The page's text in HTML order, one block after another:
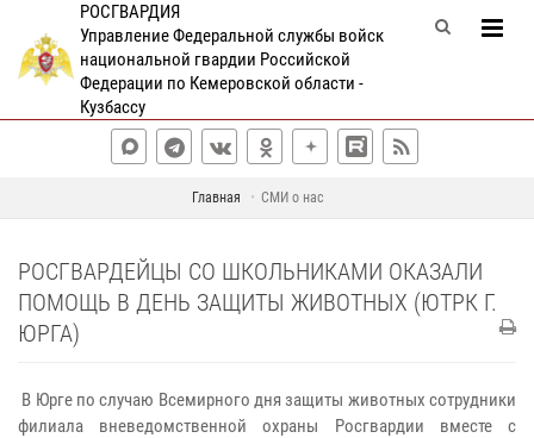
РОСГВАРДИЯ
Управление Федеральной службы войск
национальной гвардии Российской
Федерации по Кемеровской области -
Кузбассу
Главная СМИ о нас
РОСГВАРДЕЙЦЫ СО ШКОЛЬНИКАМИ ОКАЗАЛИ
ПОМОЩЬ В ДЕНЬ ЗАЩИТЫ ЖИВОТНЫХ (ЮТРК Г.
ЮРГА)
В Юрге по случаю Всемирного дня защиты животных сотрудники
филиала вневедомственной охраны Росгвардии вместе с